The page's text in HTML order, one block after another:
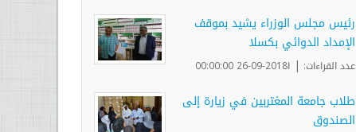
رئيس مجلس الوزراء يشيد بموقف
الإمداد الدوائي بكسلا
عدد القراءات: | ا2018-09-26 00:00:00
طلاب جامعة المغتربين في زيارة إلى
الصندوق